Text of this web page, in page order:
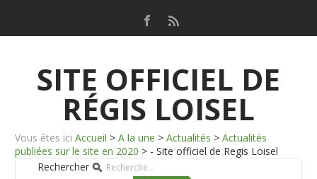
SITE OFFICIEL DE
RÉGIS LOISEL
Vous êtes ici Accueil > A la une > Actualités > Actualités
publiées sur le site en 2020 > - Site officiel de Regis Loisel
Rechercher